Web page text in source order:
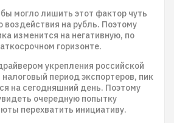
могло лишить этот фактор чуть
воздействия на рубль. Поэтому
изменится на негативную, по
горизонте.
укрепления российской
период экспортеров, пик
на сегодняшний день. Поэтому
очередную попытку
перехватить инициативу.